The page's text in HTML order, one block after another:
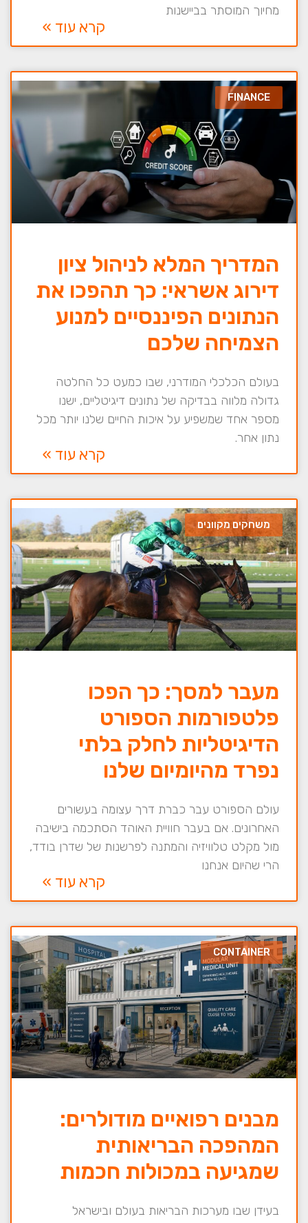
מחיוך המוסתר בביישנות
קרא עוד »
FINANCE
המדריך המלא לניהול ציון
דירוג אשראי: כך תהפכו את
הנתונים הפיננסיים למנוע
הצמיחה שלכם
בעולם הכלכלי המודרני, שבו כמעט כל החלטה
גדולה מלווה בבדיקה של נתונים דיגיטליים, ישנו
מספר אחד שמשפיע על איכות החיים שלנו יותר מכל
נתון אחר.
קרא עוד »
משחקים מקוונים
מעבר למסך: כך הפכו
פלטפורמות הספורט
הדיגיטליות לחלק בלתי
נפרד מהיומיום שלנו
עולם הספורט עבר כברת דרך עצומה בעשורים
האחרונים. אם בעבר חוויית האוהד הסתכמה בישיבה
מול מקלט טלוויזיה והמתנה לפרשנות של שדרן בודד,
הרי שהיום אנחנו
קרא עוד »
CONTAINER
מבנים רפואיים מודולרים:
המהפכה הבריאותית
שמגיעה במכולות חכמות
בעידן שבו מערכות הבריאות בעולם ובישראל